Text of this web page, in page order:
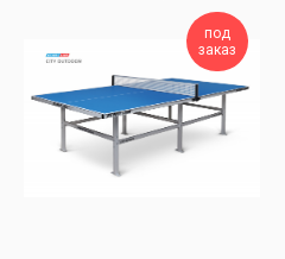
под
заказ